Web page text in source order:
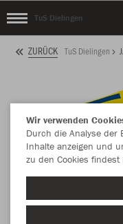
TuS Dielingen
ZURÜCK TuS Dielingen
Wir verwenden
Durch die Analyse der
Inhalte anzeigen und
zu den Cookies